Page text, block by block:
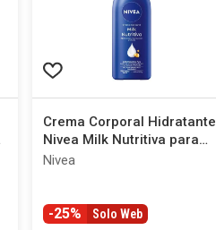
Crema Corporal Hidratante
Nivea Milk Nutritiva para
Piel Extra Seca x 400 ml
Nivea
-25% Solo Web